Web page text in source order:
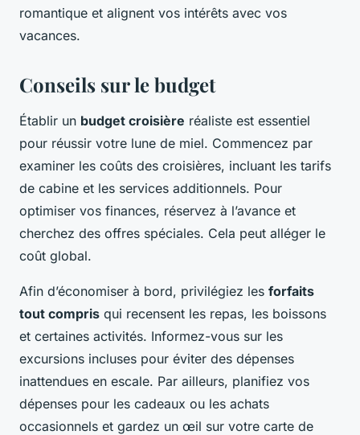
romantique et alignent vos intérêts avec vos
vacances.
Conseils sur le budget
Établir un budget croisière réaliste est essentiel
pour réussir votre lune de miel. Commencez par
examiner les coûts des croisières, incluant les tarifs
de cabine et les services additionnels. Pour
optimiser vos finances, réservez à l’avance et
cherchez des offres spéciales. Cela peut alléger le
coût global.
Afin d’économiser à bord, privilégiez les forfaits
tout compris qui recensent les repas, les boissons
et certaines activités. Informez-vous sur les
excursions incluses pour éviter des dépenses
inattendues en escale. Par ailleurs, planifiez vos
dépenses pour les cadeaux ou les achats
occasionnels et gardez un œil sur votre carte de